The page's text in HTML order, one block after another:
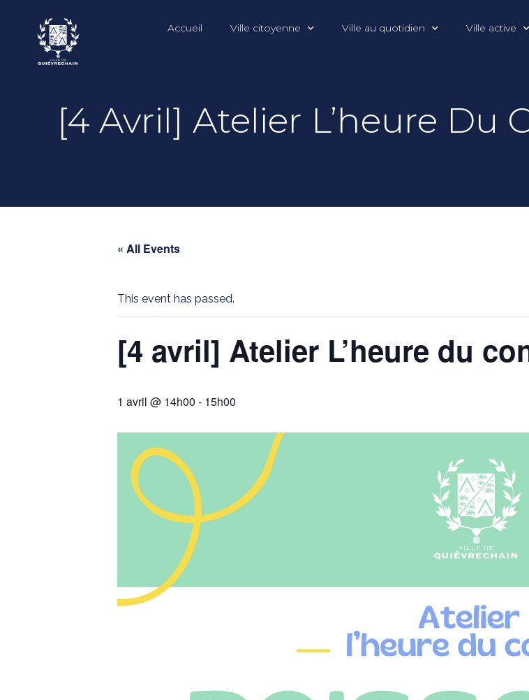
Accueil Ville citoyenne Ville au quotidien Ville active
[4 Avril] Atelier L’heure Du
« All Events
This event has passed.
[4 avril] Atelier L’heure du
1 avril @ 14h00 - 15h00